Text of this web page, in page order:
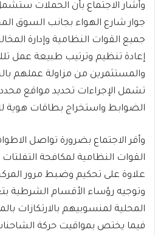
وأشار الاجتماع بأن الحملات
جوار شارع الهواء بجانب السوق
جميع القوات النظامية وإدارة
إعادة تنظيم وترتيب طبيعة عمل
والمستثمرين من مزاولة عملهم
تشمل الإجراءات تحديد مواقع
الضوابط واستخراج بطاقات هوية
وأقر الاجتماع بضرورة تواصل
القوات النظامية لمكافحة
علاوة على تحكيم وضبط مرور
وتوجيه رؤساء الأقسام الشرطية
المحلية لمنسوبيهم بالارتكازات
فيما يختص بمواقيت حركة الشاحنات